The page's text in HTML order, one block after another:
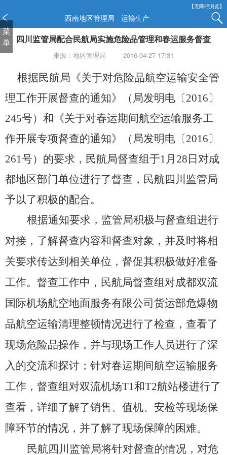
【无障碍浏览】
西南地区管理局 - 运输生产
菜
单
四川监管局配合民航局实施危险品管理和春运服务督查
来源：地区管理局 2016-04-27 17:31
根据民航局《关于对危险品航空运输安全管
理工作开展督查的通知》（局发明电〔2016〕
245号）和《关于对春运期间航空运输服务工
作开展专项督查的通知》（局发明电〔2016〕
261号）的要求，民航局督查组于1月28日对成
都地区部门单位进行了督查，民航四川监管局
予以了积极的配合。
根据通知要求，监管局积极与督查组进行
对接，了解督查内容和督查对象，并及时将相
关要求传达到相关单位，督促其积极做好准备
工作。督查工作中，民航局督查组对成都双流
国际机场航空地面服务有限公司货运部危爆物
品航空运输清理整顿情况进行了检查，查看了
现场危险品操作，并与现场工作人员进行了深
入的交流和探讨；针对春运期间航空运输服务
工作，督查组对双流机场T1和T2航站楼进行了
查看，详细了解了销售、值机、安检等现场保
障环节的情况，并了解了现场保障的困难。
民航四川监管局将针对督查的情况，对危
窗
口
打
说
页
按
加
波
浪
键
盲
式